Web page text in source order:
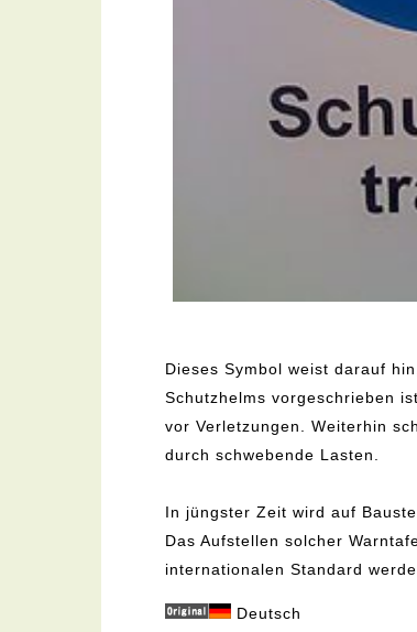
Dieses Symbol weist darauf
Schutzhelms vorgeschrieben
vor Verletzungen. Weiterhin
durch schwebende Lasten.
In jüngster Zeit wird auf
Das Aufstellen solcher
internationalen Standard
Deutsch